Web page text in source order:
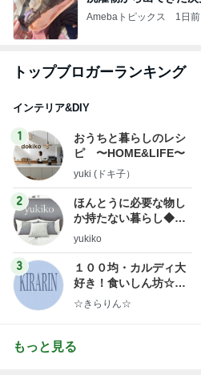
Amebaトピックス 1日前
トップブロガーランキング
インテリア&DIY
1
おうちと暮らしのレシ
ピ 〜HOME&LIFE〜
yuki (ドキ子）
2
ほんとうに必要な物し
か持たない暮らし◆Ke
ep Life Simple◆〜イ
yukiko
3
１００均・カルディ大
好き！食いしん坊☆き
らりん☆のブログ
☆きらりん☆
もっと見る